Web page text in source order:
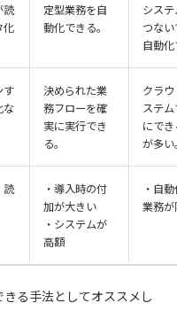
読
化
定型業務を自
動化できる。
シス
つな
自動
す
な
決められた業
務フローを確
実に実行でき
る。
クラ
ステ
にで
が多い
読
・導入時の付
加が大きい
・システムが
高額
・自
業務
る手法としてオススメし